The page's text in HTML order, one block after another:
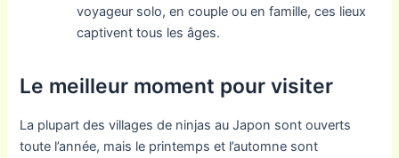
voyageur solo, en couple ou en famille, ces lieux
captivent tous les âges.
Le meilleur moment pour visiter
La plupart des villages de ninjas au Japon sont ouverts
toute l’année, mais le printemps et l’automne sont